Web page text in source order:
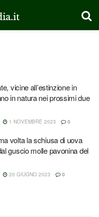
vicine all’estinzione in
in natura nei prossimi due
1 NOVEMBRE 2023 0
volta la schiusa di uova
guscio molle pavonina del
20 GIUGNO 2023 0